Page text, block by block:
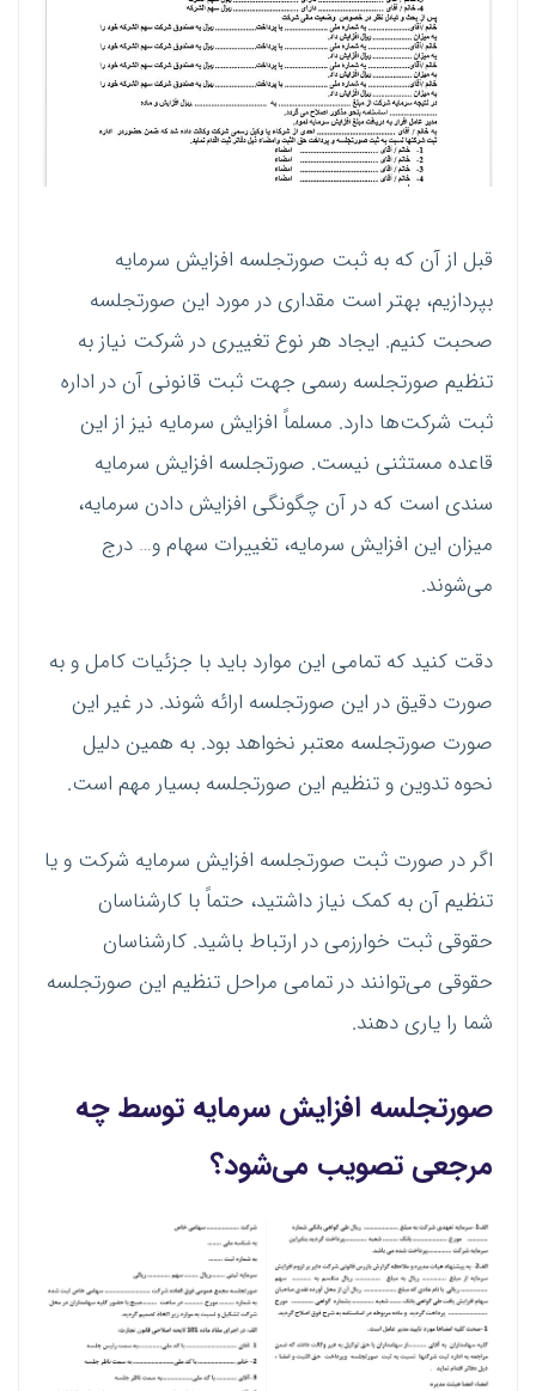
قبل از آن که به ثبت صورتجلسه افزایش سرمایه
بپردازیم، بهتر است مقداری در مورد این صورتجلسه
صحبت کنیم. ایجاد هر نوع تغییری در شرکت نیاز به
تنظیم صورتجلسه رسمی جهت ثبت قانونی آن در اداره
ثبت شرکت‌ها دارد. مسلماً افزایش سرمایه نیز از این
قاعده مستثنی نیست. صورتجلسه افزایش سرمایه
سندی است که در آن چگونگی افزایش دادن سرمایه،
میزان این افزایش سرمایه، تغییرات سهام و… درج
می‌شوند.
دقت کنید که تمامی این موارد باید با جزئیات کامل و به
صورت دقیق در این صورتجلسه ارائه شوند. در غیر این
صورت صورتجلسه معتبر نخواهد بود. به همین دلیل
نحوه تدوین و تنظیم این صورتجلسه بسیار مهم است.
اگر در صورت ثبت صورتجلسه افزایش سرمایه شرکت و یا
تنظیم آن به کمک نیاز داشتید، حتماً با کارشناسان
حقوقی ثبت خوارزمی در ارتباط باشید. کارشناسان
حقوقی می‌توانند در تمامی مراحل تنظیم این صورتجلسه
شما را یاری دهند.
صورتجلسه افزایش سرمایه توسط چه
مرجعی تصویب می‌شود؟